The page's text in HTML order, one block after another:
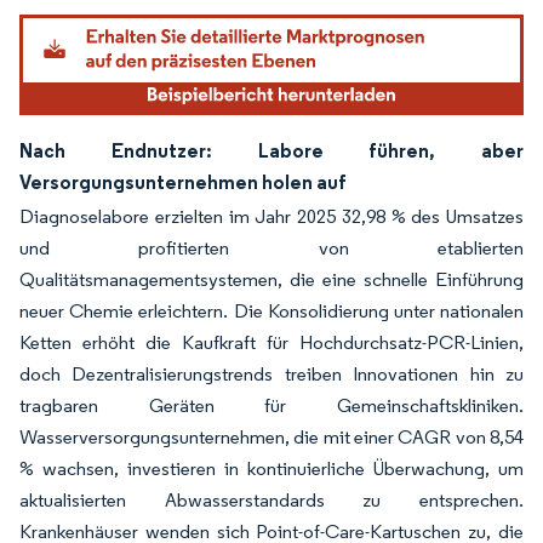
Nach Endnutzer: Labore führen, aber
Versorgungsunternehmen holen auf
Diagnoselabore erzielten im Jahr 2025 32,98 % des Umsatzes
und profitierten von etablierten
Qualitätsmanagementsystemen, die eine schnelle Einführung
neuer Chemie erleichtern. Die Konsolidierung unter nationalen
Ketten erhöht die Kaufkraft für Hochdurchsatz-PCR-Linien,
doch Dezentralisierungstrends treiben Innovationen hin zu
tragbaren Geräten für Gemeinschaftskliniken.
Wasserversorgungsunternehmen, die mit einer CAGR von 8,54
% wachsen, investieren in kontinuierliche Überwachung, um
aktualisierten Abwasserstandards zu entsprechen.
Krankenhäuser wenden sich Point-of-Care-Kartuschen zu, die